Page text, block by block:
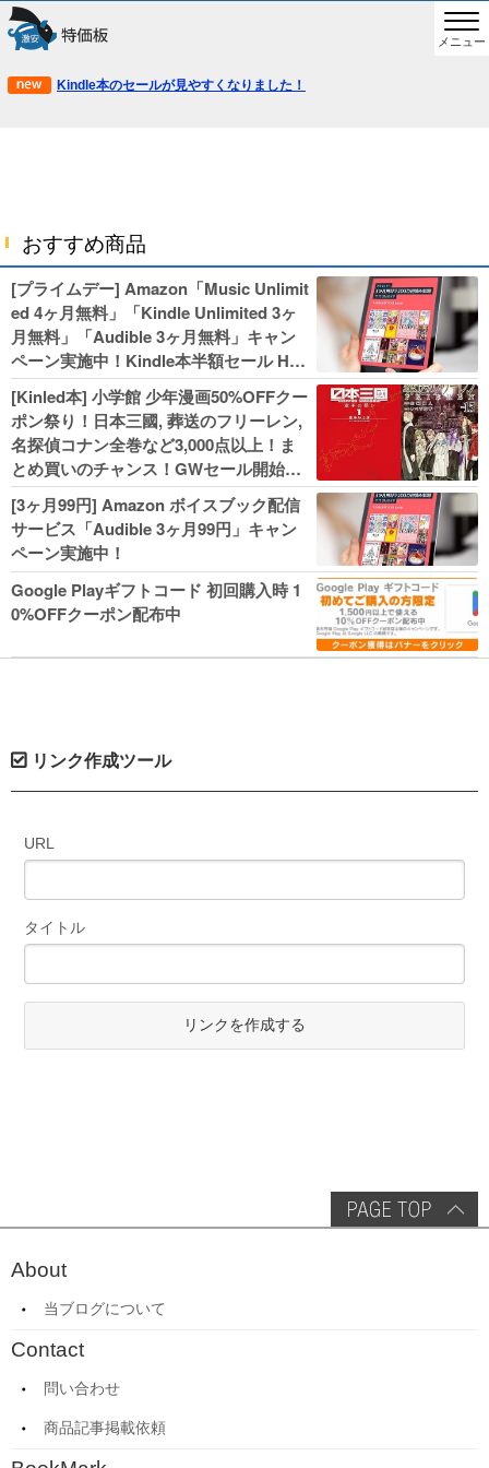
メニュー
Kindle本のセールが見やすくなりました！
おすすめ商品
[プライムデー] Amazon「Music Unlimit
ed 4ヶ月無料」「Kindle Unlimited 3ヶ
月無料」「Audible 3ヶ月無料」キャン
ペーン実施中！Kindle本半額セール HU
NTER×HUNTERなど集英社、無職転生,
幼女戦記などKADOKAWA、キャプテン
翼100円セールも！
[Kinled本] 小学館 少年漫画50%OFFクー
ポン祭り！日本三國, 葬送のフリーレン,
名探偵コナン全巻など3,000点以上！ま
とめ買いのチャンス！GWセール開始！
人気コミック多数 カドカワ祭やIT関連本
がセールに！
[3ヶ月99円] Amazon ボイスブック配信
サービス「Audible 3ヶ月99円」キャン
ペーン実施中！
Google Playギフトコード 初回購入時 1
0%OFFクーポン配布中
リンク作成ツール
URL
タイトル
リンクを作成する
About
当ブログについて
Contact
問い合わせ
商品記事掲載依頼